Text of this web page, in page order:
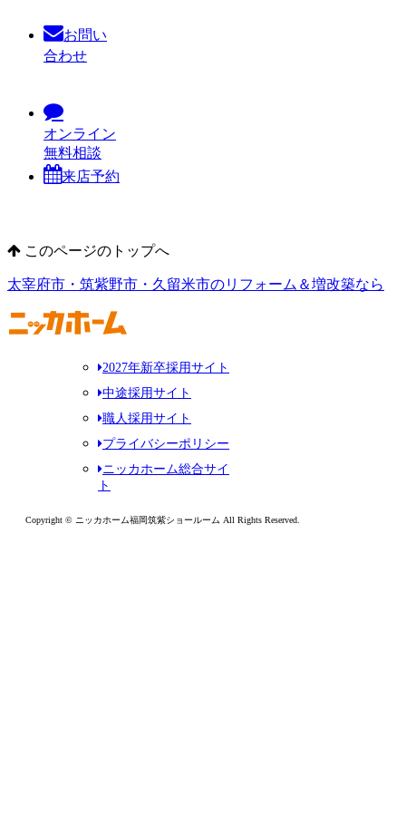
お問い
合わせ
オンライン
無料相談
来店予約
このページのトップへ
太宰府市・筑紫野市・久留米市のリフォーム＆増改築なら
2027年新卒採用サイト
中途採用サイト
職人採用サイト
プライバシーポリシー
ニッカホーム総合サイ
ト
Copyright © ニッカホーム福岡筑紫ショールーム All Rights Reserved.